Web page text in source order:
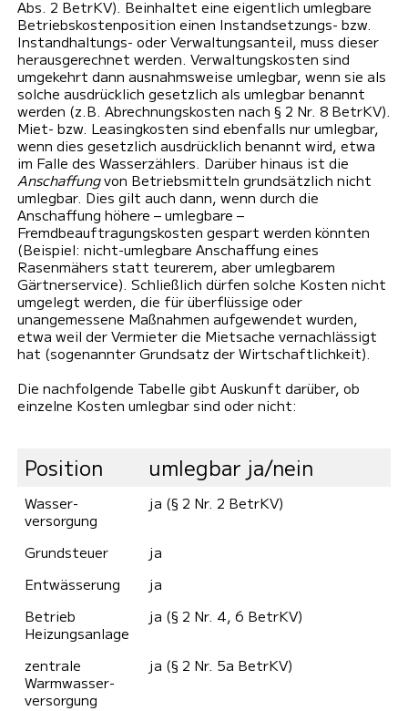
Abs. 2 BetrKV). Beinhaltet eine eigentlich umlegbare
Betriebskostenposition einen Instandsetzungs- bzw.
Instandhaltungs- oder Verwaltungsanteil, muss dieser
herausgerechnet werden. Verwaltungskosten sind
umgekehrt dann ausnahmsweise umlegbar, wenn sie als
solche ausdrücklich gesetzlich als umlegbar benannt
werden (z.B. Abrechnungskosten nach § 2 Nr. 8 BetrKV).
Miet- bzw. Leasingkosten sind ebenfalls nur umlegbar,
wenn dies gesetzlich ausdrücklich benannt wird, etwa
im Falle des Wasserzählers. Darüber hinaus ist die
Anschaffungvon Betriebsmitteln grundsätzlich nicht
umlegbar. Dies gilt auch dann, wenn durch die
Anschaffung höhere – umlegbare –
Fremdbeauftragungskosten gespart werden könnten
(Beispiel: nicht-umlegbare Anschaffung eines
Rasenmähers statt teurerem, aber umlegbarem
Gärtnerservice). Schließlich dürfen solche Kosten nicht
umgelegt werden, die für überflüssige oder
unangemessene Maßnahmen aufgewendet wurden,
etwa weil der Vermieter die Mietsache vernachlässigt
hat (sogenannter Grundsatz der Wirtschaftlichkeit).
Die nachfolgende Tabelle gibt Auskunft darüber, ob
einzelne Kosten umlegbar sind oder nicht:
Position umlegbar ja/nein
Wasser­
versorgung
ja (§ 2 Nr. 2 BetrKV)
Grund­steuer
ja
Ent­wässerung
ja
Betrieb
Heizungs­anlage
ja (§ 2 Nr. 4, 6 BetrKV)
zentrale
Warmwasser­
versorgung
ja (§ 2 Nr. 5a BetrKV)